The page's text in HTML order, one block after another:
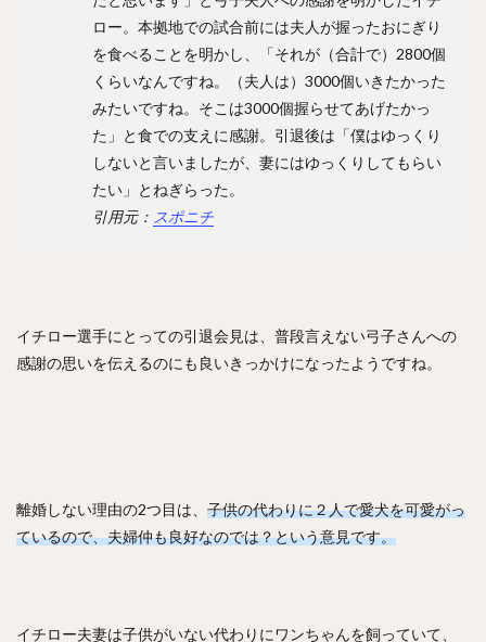
ロー。本拠地での試合前には夫人が握ったおにぎり
を食べることを明かし、「それが（合計で）2800個
くらいなんですね。（夫人は）3000個いきたかった
みたいですね。そこは3000個握らせてあげたかっ
た」と食での支えに感謝。引退後は「僕はゆっくり
しないと言いましたが、妻にはゆっくりしてもらい
たい」とねぎらった。
引用元： スポニチ
イチロー選手にとっての引退会見は、普段言えない弓子さんへの
感謝の思いを伝えるのにも良いきっかけになったようですね。
離婚しない理由の2つ目は、 子供の代わりに２人で愛犬を可愛がっ
ているので、夫婦仲も良好なのでは？という意見です。
イチロー夫妻は子供がいない代わりにワンちゃんを飼っていて、